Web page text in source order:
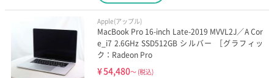
Apple(アップル)
MacBook Pro 16-inch Late-2019 MVVL2J／A Cor
e_i7 2.6GHz SSD512GB シルバー ［グラフィッ
ク：Radeon Pro
¥54,480～ (税込)